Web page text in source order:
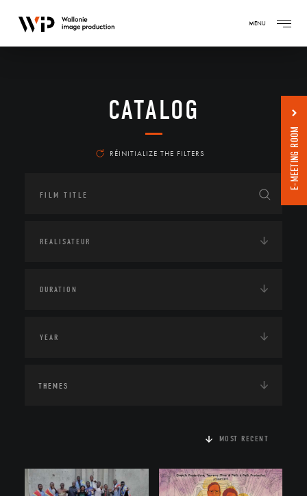
MENU
CATALOG
RÉINITIALIZE THE FILTERS
THEMES
MOST RECENT
E-MEETING ROOM